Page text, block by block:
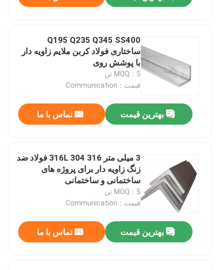
Q195 Q235 Q345 SS400
ساختاری فولاد کربن ملایم زاویه دار
با پوشش روی
MOQ：5 تن
قیمت：Communication
بهترین قیمت تماس با ما
3 میلی متر 316 316L 304 فولاد ضد
زنگ زاویه دار برای پروژه های
ساختمانی و ساختمانی
MOQ：5 تن
قیمت：Communication
بهترین قیمت تماس با ما